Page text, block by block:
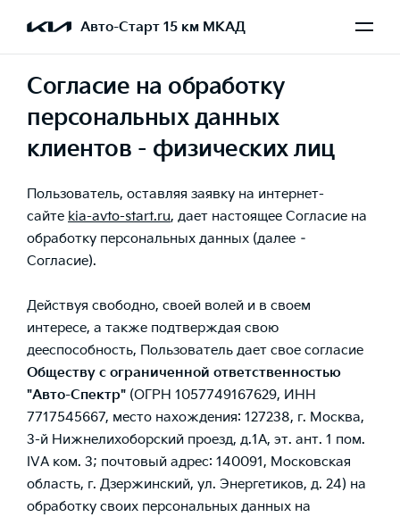
Авто-Старт 15 км МКАД
Согласие на обработку
персональных данных
клиентов - физических лиц
Пользователь, оставляя заявку на интернет-
сайте kia-avto-start.ru, дает настоящее Согласие на
обработку персональных данных (далее –
Согласие).
Действуя свободно, своей волей и в своем
интересе, а также подтверждая свою
дееспособность, Пользователь дает свое согласие
Обществу с ограниченной ответственностью
"Авто-Спектр" (ОГРН 1057749167629, ИНН
7717545667, место нахождения: 127238, г. Москва,
3-й Нижнелихоборский проезд, д.1А, эт. ант. 1 пом.
IVА ком. 3; почтовый адрес: 140091, Московская
область, г. Дзержинский, ул. Энергетиков, д. 24) на
обработку своих персональных данных на